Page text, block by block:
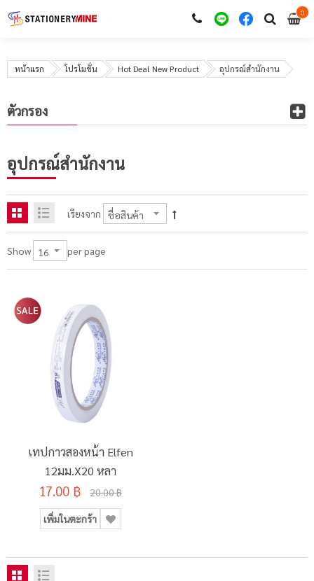
00
หน้าแรก โปรโมชั่น Hot Deal New Product อุปกรณ์สำนักงาน
อุปกรณ์สำนักงาน
เรียงจาก
Show per page
เทปกาวสองหน้า Elfen
12มม.x20 หลา
17.00 ฿ 20.00 ฿
เพิ่มในตะกร้า
ตัวกรอง